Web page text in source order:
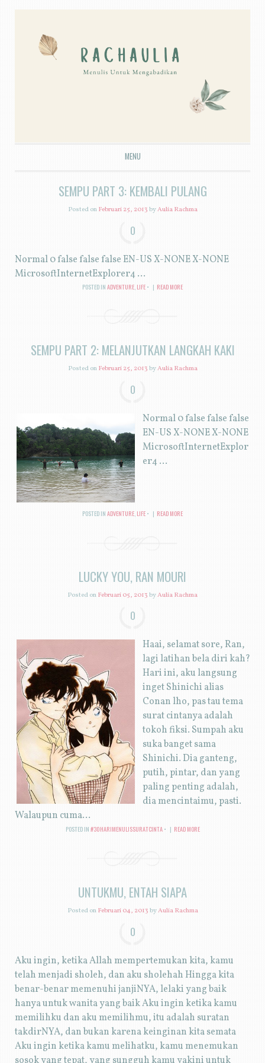
MENU
SKIP TO CONTENT
SEMPU PART 3: KEMBALI PULANG
Posted onFebruari 25, 2013byAulia Rachma
0
Normal 0 false false false EN-US X-NONE X-NONE
MicrosoftInternetExplorer4 ...
POSTED IN ADVENTURE, LIFE | READ MORE
SEMPU PART 2: MELANJUTKAN LANGKAH KAKI
Posted onFebruari 25, 2013byAulia Rachma
0
Normal 0 false false false
EN-US X-NONE X-NONE
MicrosoftInternetExplor
er4 ...
POSTED IN ADVENTURE LIFE | READ MORE
LUCKY YOU, RAN MOURI
Posted onFebruari 05, 2013byAulia Rachma
0
Haai, selamat sore, Ran,
lagi latihan bela diri kah?
Hari ini, aku langsung
inget Shinichi alias
Conan lho, pas tau tema
surat cintanya adalah
tokoh fiksi. Sumpah aku
suka banget sama
Shinichi. Dia ganteng,
putih, pintar, dan yang
paling penting adalah,
dia mencintaimu, pasti.
Walaupun cuma...
POSTED IN #30HARIMENULISSURATCINTA | READ MORE
UNTUKMU, ENTAH SIAPA
Posted onFebruari 04, 2013byAulia Rachma
0
Aku ingin, ketika Allah mempertemukan kita, kamu
telah menjadi sholeh, dan aku sholehah Hingga kita
benar-benar memenuhi janjiNYA, lelaki yang baik
hanya untuk wanita yang baik Aku ingin ketika kamu
memilihku dan aku memilihmu, itu adalah suratan
takdirNYA, dan bukan karena keinginan kita semata
Aku ingin ketika kamu melihatku, kamu menemukan